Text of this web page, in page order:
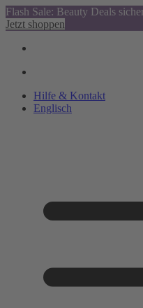
Flash Sale: Beauty Deals
Jetzt shoppen
Hilfe & Kontakt
Englisch